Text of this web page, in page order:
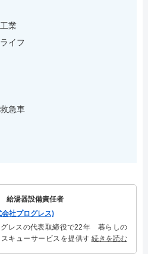
業
イフ
急車
給湯器設備責任者
社プログレス)
グレスの代表取締役で22年 暮らしの
キューサービスを提供する株式会社
続きを読む